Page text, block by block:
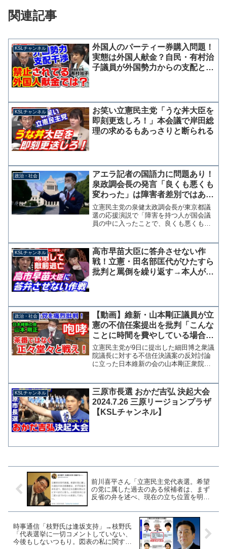
関連記事
KSLチャンネル
外国人のパーティー券購入問題！
実態は外国人献金？自民・有村治
子議員が外国勢力からの支配と干
KSLチャンネル
お笑い立憲民主党「うな丼大臣を
即刻更迭しろ！」本会議で岸田総
理の求めるもあっさりと断られる
政治・社会
アエラ記者の国語力に問題あり！
泉政調会長の発言「良くも悪くも
変わった」は障害者差別ではあり
ません
立憲民主党の泉健太政調会長が東京都議
選の応援演説で「障害を持つ人が国会議
員の中に入ったことで、良くも悪くも変
る。【独自】立憲・泉政調会長が都議選
出馬の筆談ホステスの応援で...
KSLチャンネル
高市早苗大臣に答弁させない作
戦！立憲・田名部匡代がひたすら
批判と罵倒を繰り返す→本人が手
政治・社会
【動画】維新・山本剛正議員が立
憲の不信任案提出を批判「こんな
ことに時間を費やしている場合
か。正々堂々と選挙で政策論争
を」
立憲民主党が9日に提出した細田博之衆議
院議長に対する不信任決議案の反対討論
に立った日本維新の会の山本剛正衆院議
場合ではない」と立憲民主党による不信
任決議案提出を厳しく糾弾...
KSLチャンネル
三原市長選 おかだ吉弘 決起大会
2024.7.26 三原リージョンプラザ
【KSLチャンネル】
前川喜平さん「立憲民主党代表選。希望
の党に属した過去のある候補者は、まず
反省の弁を述べ、現在の立ち位置を明ら
時事通信「枝野氏は逢坂支持」→枝野氏
「代表選挙に一切コメントしていない、
今後もしないつもり。図表の私に関する